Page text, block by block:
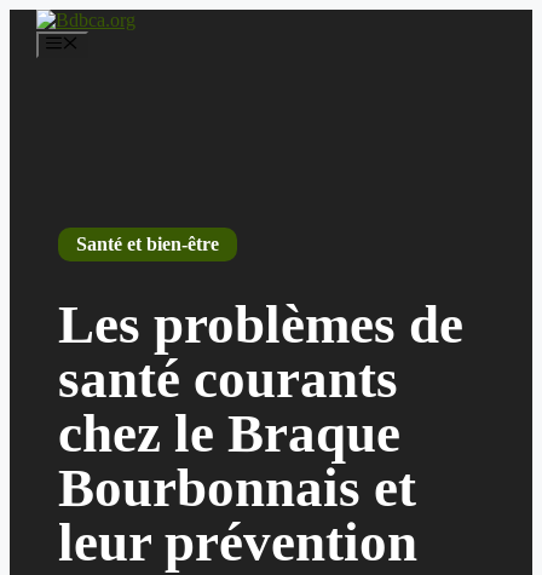
contenu
Santé et bien-être
Les problèmes de
santé courants
chez le Braque
Bourbonnais et
leur prévention